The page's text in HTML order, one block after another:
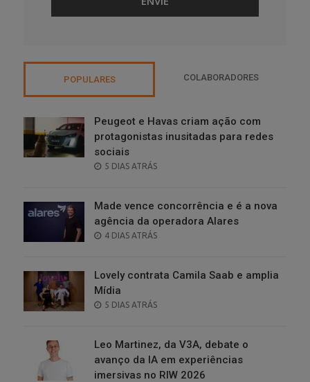
POPULARES COLABORADORES
Peugeot e Havas criam ação com
protagonistas inusitadas para redes
sociais
POSTED
5 DIAS ATRÁS
Made vence concorrência e é a nova
agência da operadora Alares
POSTED
4 DIAS ATRÁS
Lovely contrata Camila Saab e amplia
Mídia
POSTED
5 DIAS ATRÁS
Leo Martinez, da V3A, debate o
avanço da IA em experiências
imersivas no RIW 2026